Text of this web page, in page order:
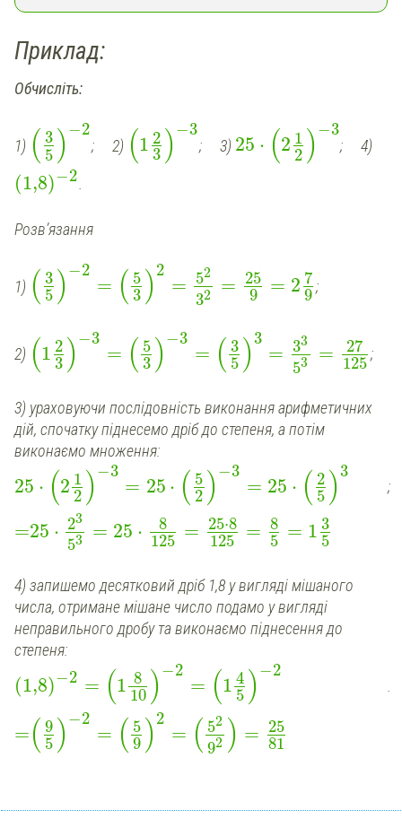
Приклад:
Обчисліть:
1) ( 3
5 )−2
; 2) (1 2
3 )−3
; 3) 25 ⋅ (2 1
2 )−3
; 4)
(1,8)−2
Розв’язання
1) ( 3
5 )−2
= ( 5
3 )2
= 52
32 = 25
9
= 2 7
9;
2) (1 2
3 )−3
= ( 5
3 )−3
= ( 3
5 )3
= 33
53 =
27
125 ;
3) ураховуючи послідовність виконання арифметичних
дій, спочатку піднесемо дріб до степеня, а потім
виконаємо множення:
25 ⋅ (2 1
2 )−3
= 25 ⋅ ( 5
2 )−3
= 25 ⋅ ( 2
5 )3
=25 ⋅ 23
53 = 25 ⋅
8
125 = 25⋅8
125
= 8
5 = 1 3
5
;
4) запишемо десятковий дріб 1,8 у вигляді мішаного
числа, отримане мішане число подамо у вигляді
неправильного дробу та виконаємо піднесення до
степеня:
(1,8)−2 = (1 8
10 )−2
= (1 4
5 )−2
=( 9
5 )−2
= ( 5
9 )2
= ( 52
92 ) = 25
81